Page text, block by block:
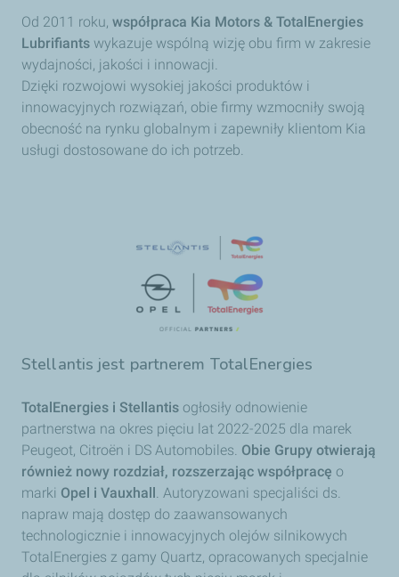
Od 2011 roku, współpraca Kia Motors & TotalEnergies
Lubrifiants wykazuje wspólną wizję obu firm w zakresie
wydajności, jakości i innowacji.
Dzięki rozwojowi wysokiej jakości produktów i
innowacyjnych rozwiązań, obie firmy wzmocniły swoją
obecność na rynku globalnym i zapewniły klientom Kia
usługi dostosowane do ich potrzeb.
Stellantis jest partnerem TotalEnergies
TotalEnergies i Stellantis ogłosiły odnowienie
partnerstwa na okres pięciu lat 2022-2025 dla marek
Peugeot, Citroën i DS Automobiles. Obie Grupy otwierają
również nowy rozdział, rozszerzając współpracę o
marki Opel i Vauxhall . Autoryzowani specjaliści ds.
napraw mają dostęp do zaawansowanych
technologicznie i innowacyjnych olejów silnikowych
TotalEnergies z gamy Quartz, opracowanych specjalnie